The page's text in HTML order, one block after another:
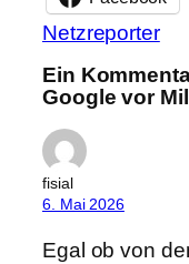
Netzreporter
Ein
Google vor
fisial
6. Mai 2026
Egal ob von